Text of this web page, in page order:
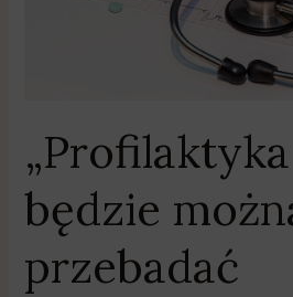
będzie
przebadać